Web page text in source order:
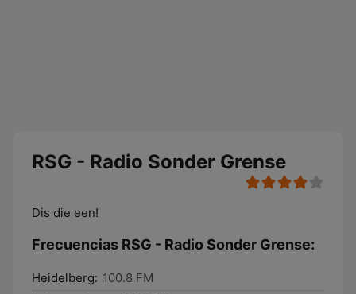
RSG - Radio Sonder Grense
Dis die een!
Frecuencias RSG - Radio Sonder Grense:
Heidelberg: 100.8 FM